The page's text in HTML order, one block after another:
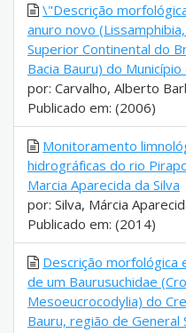
\"Descrição
anuro novo
Superior Continental do
Bacia Bauru) do
por: Carvalho, Alberto
Publicado em: (2006)
Monitoramento
hidrográficas do rio
Marcia Aparecida da Silva
por: Silva, Márcia
Publicado em: (2014)
Descrição morfológica
de um Baurusuchidae
Mesoeucrocodylia) do
Bauru, região de General